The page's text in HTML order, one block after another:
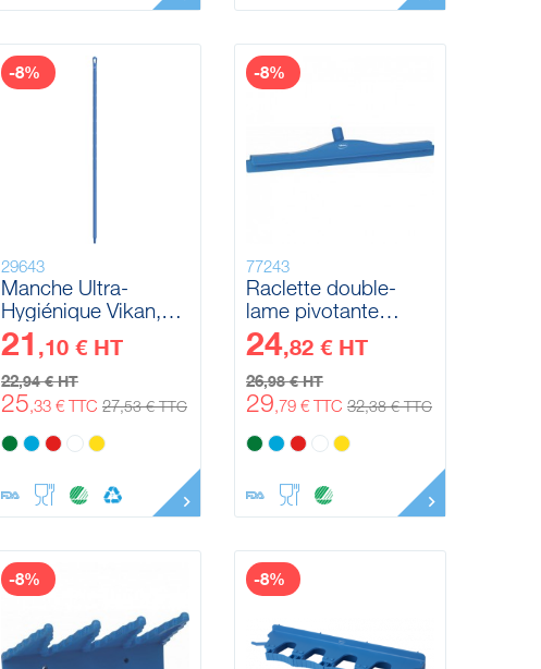
29643
Manche Ultra-
Hygiénique Vikan,
Ø32 mm, 1700 mm
21 ,10 € HT
22,94 € HT
25,33 € TTC 27,53 € TTC
-8%
77243
Raclette double-
lame pivotante
Vikan, 600 mm
24,82 € HT
26,98 € HT
29,79 € TTC 32,38 € TTC
-8%
-8% -8%